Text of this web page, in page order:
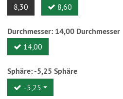
8,30 8,60
Durchmesser: 14,00 Durchmesser
14,00
Sphäre:-5,25 Sphäre
-5,25